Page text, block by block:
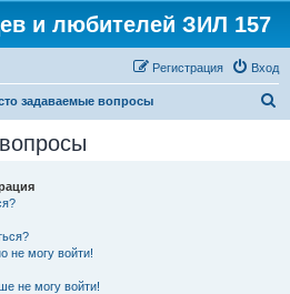
и любителей ЗИЛ 157
Вход
Регистрация
задаваемые вопросы
не могу войти!
не могу войти!